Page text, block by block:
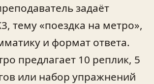
задаёт
тему «поездка на метро»,
и формат ответа.
предлагает 10 реплик, 5
или набор упражнений